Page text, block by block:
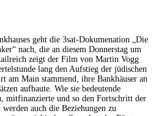
geht die 3sat-Dokumenation „Die
nach, die an diesem Donnerstag um
zeigt der Film von Martin Vogg
lang den Aufstieg der jüdischen
am Main stammend, ihre Bankhäuser an
aufbaute. Wie sie bedeutende
mitfinanzierte und so den Fortschritt der
auch die Beziehungen zu